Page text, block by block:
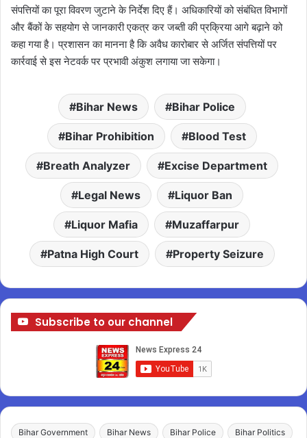
संपत्तियों का पूरा विवरण जुटाने के निर्देश दिए हैं। अधिकारियों को संबंधित विभागों
और बैंकों के सहयोग से जानकारी एकत्र कर जब्ती की प्रक्रिया आगे बढ़ाने को
कहा गया है। प्रशासन का मानना है कि अवैध कारोबार से अर्जित संपत्तियों पर
कार्रवाई से इस नेटवर्क पर प्रभावी अंकुश लगाया जा सकेगा।
Bihar News Bihar Police
Bihar Prohibition Blood Test
Breath Analyzer Excise Department
Legal News Liquor Ban
Liquor Mafia Muzaffarpur
Patna High Court Property Seizure
Subscribe to our channel
Bihar Government Bihar News Bihar Police Bihar Politics